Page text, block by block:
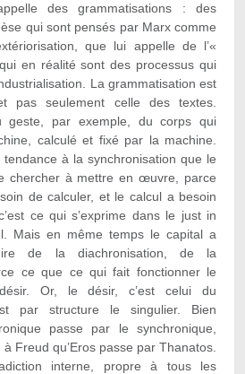
des grammatisations : des
qui sont pensés par Marx comme
que lui appelle de l’«
en réalité sont des processus qui
La grammatisation est
pas seulement celle des textes.
geste, par exemple, du corps qui
calculé et fixé par la machine.
à la synchronisation que le
chercher à mettre en œuvre, parce
de calculer, et le calcul a besoin
ce qui s’exprime dans le just in
Mais en même temps le capital a
de la diachronisation, de la
ce que ce qui fait fonctionner le
Or, le désir, c’est celui du
par structure le singulier. Bien
passe par le synchronique,
Freud qu’Eros passe par Thanatos.
interne, propre à tous les